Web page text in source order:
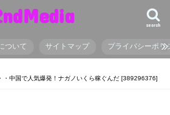
search
ついて サイトマップ プライバシーポリ
・中国で人気爆発！ナガノいくら稼ぐんだ [389296376]